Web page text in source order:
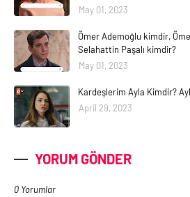
May 01, 2023
Ömer Ademoğlu kimdir,
Selahattin Paşalı kimdir?
May 01, 2023
Kardeşlerim Ayla Kimdir?
April 29, 2023
YORUM GÖNDER
0 Yorumlar